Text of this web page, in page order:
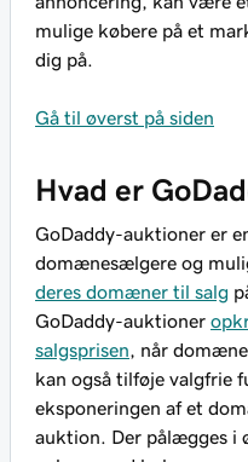
mulige købere på et
dig på.
Gå til øverst på siden
Hvad er
GoDaddy-auktioner er
domænesælgere og
deres domæner til salg
GoDaddy-auktioner
salgsprisen , når
kan også tilføje valgfrie
eksponeringen af et
auktion. Der pålægges i